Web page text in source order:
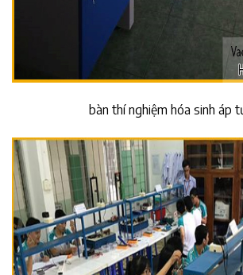
bàn thí nghiệm hóa sinh áp